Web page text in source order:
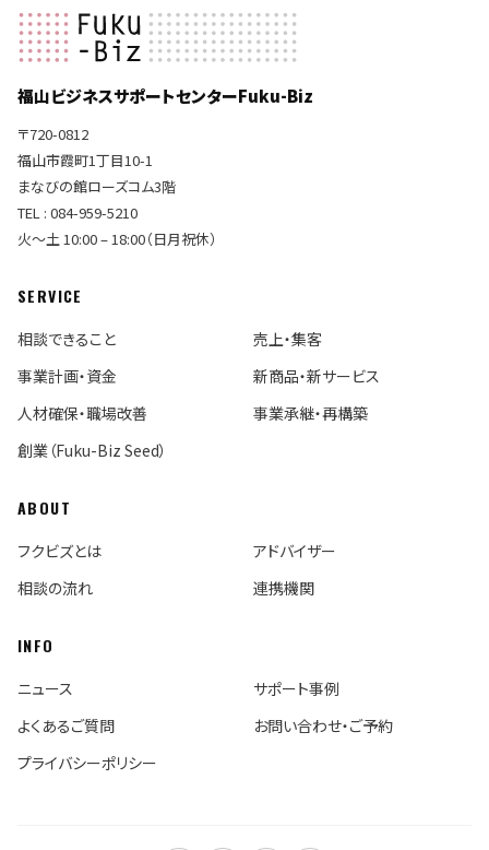
福山ビジネスサポートセンターFuku-Biz
〒720-0812
福山市霞町1丁目10-1
まなびの館ローズコム3階
TEL : 084-959-5210
火〜土 10:00 – 18:00（日月祝休）
SERVICE
相談できること
売上・集客
事業計画・資金
新商品・新サービス
人材確保・職場改善
事業承継・再構築
創業（Fuku-Biz Seed）
ABOUT
フクビズとは
アドバイザー
相談の流れ
連携機関
INFO
ニュース
サポート事例
よくあるご質問
お問い合わせ・ご予約
プライバシーポリシー